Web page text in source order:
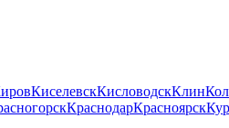
КиселевскКисловодскКлин
КраснодарКрасноярск